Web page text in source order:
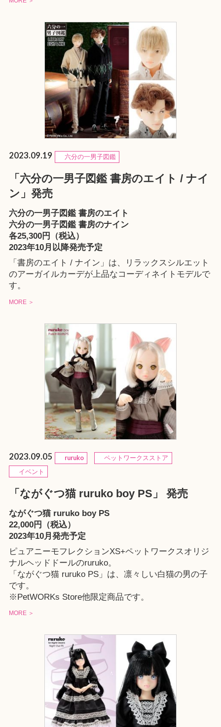
2023.09.19 六分の一男子図鑑
「六分の一男子図鑑 書房のエイト / ナイ
ン」発売
六分の一男子図鑑 書房のエイト
六分の一男子図鑑 書房のナイン
各25,300円（税込）
2023年10月以降発売予定
「書房のエイト / ナイン」は、リラックスシルエット
のアーガイルカーデが上品なコーディネイトモデルで
す。
MORE ＞
2023.09.05 ruruko
ペットワークスストア
イベント
「ながぐつ猫 ruruko boy PS」 発売
ながぐつ猫 ruruko boy PS
22,000円（税込）
2023年10月発売予定
ピュアニーモフレクションXS+ペットワークスオリジ
ナルヘッドドールのruruko。
「ながぐつ猫 ruruko PS」は、凛々しい白猫の男の子
です。
※ PetWORKs Store他限定商品です。
MORE ＞